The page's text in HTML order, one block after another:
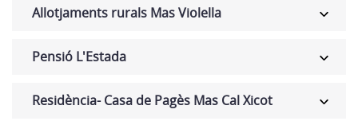
Allotjaments rurals Mas Violella
Pensió L'Estada
Residència- Casa de Pagès Mas Cal Xicot